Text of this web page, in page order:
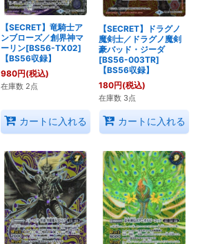
【SECRET】竜騎士ア
ンブローズ／創界神マ
ーリン[BS56-TX02]
【BS56収録】
980円(税込)
在庫数 2点
カートに入れる
【SECRET】ドラグノ
魔剣士／ドラグノ魔剣
豪バッド・ジーダ
[BS56-003TR]
【BS56収録】
180円(税込)
在庫数 3点
カートに入れる